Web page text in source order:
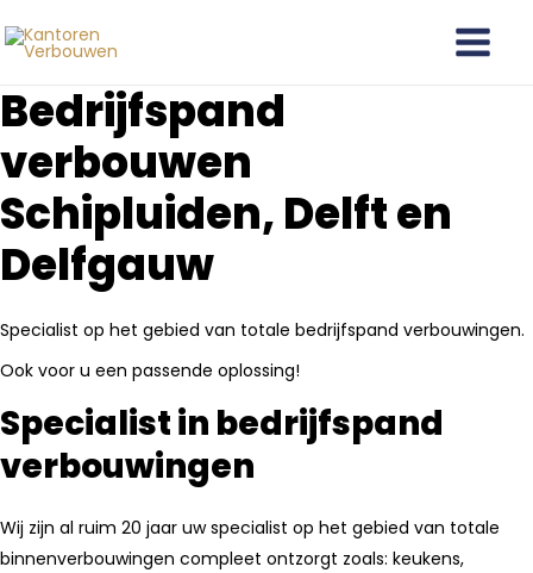
naar
inhoud
Main
Menu
Bedrijfspand
verbouwen
Schipluiden, Delft en
Delfgauw
Specialist op het gebied van totale bedrijfspand verbouwingen.
Ook voor u een passende oplossing!
Specialist in bedrijfspand
verbouwingen
Wij zijn al ruim 20 jaar uw specialist op het gebied van totale
binnenverbouwingen compleet ontzorgt zoals: keukens,